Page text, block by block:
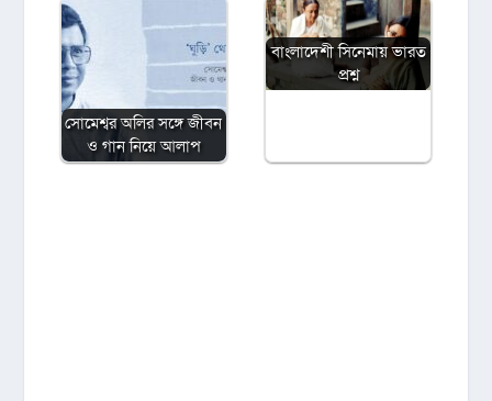
সোমেশ্বর অলির সঙ্গে জীবন
ও গান নিয়ে আলাপ
বাংলাদেশী সিনেমায় ভারত
প্রশ্ন